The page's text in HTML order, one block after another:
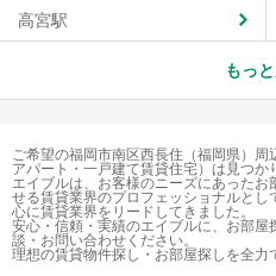
高宮駅
もっ
ご希望の福岡市南区西長住（福岡県）
アパート・一戸建て賃貸住宅）は見つか
エイブルは、お客様のニーズにあった
せる賃貸業界のプロフェッショナルと
心に賃貸業界をリードしてきました。
安心・信頼・実績のエイブルに、お部
談・お問い合わせください。
理想の賃貸物件探し・お部屋探しを全力